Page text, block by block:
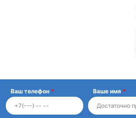
Ваш телефон * Ваше имя *